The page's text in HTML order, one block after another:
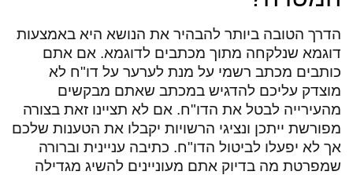
הדרך הטובה ביותר להבהיר את הנושא היא באמצעות
דוגמא שנלקחה מתוך מכתבים לדוגמא. אם אתם
כותבים מכתב רשמי על מנת לערער על דו"ח לא
מוצדק עליכם להדגיש במכתב שאתם מבקשים
מהעירייה לבטל את הדו"ח. אם לא תציינו זאת בצורה
מפורשת ייתכן ונציגי הרשויות יקבלו את הטענות שלכם
אך לא יפעלו לביטול הדו"ח. כתיבה עניינית וברורה
שמפרטת מה בדיוק אתם מעוניינים להשיג מגדילה